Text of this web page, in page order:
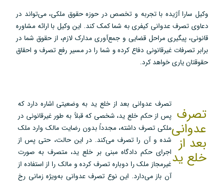
وکیل سارا آژیده با تجربه و تخصص در حوزه حقوق ملکی، می‌تواند در
دعاوی تصرف عدوانی کیفری به شما کمک کند. این وکیل با ارائه مشاوره
قانونی، پیگیری مراحل قضایی و جمع‌آوری مدارک لازم، از حقوق شما در
برابر تصرفات غیرقانونی دفاع کرده و شما را در مسیر رفع تصرف و احقاق
حقوقتان یاری خواهد کرد.
تصرف
عدوانی
بعد از
خلع ید
تصرف عدوانی بعد از خلع ید به وضعیتی اشاره دارد که
پس از حکم خلع ید، شخصی که قبلاً به طور غیرقانونی در
ملکی تصرف داشته، مجدداً بدون رضایت مالک وارد ملک
شده و آن را تصرف می‌کند. در این حالت، حتی پس از
اجرای حکم دادگاه مبنی بر خلع ید، متصرف به صورت
غیرمجاز ملک را دوباره تصرف کرده و مالک را از استفاده از
آن باز می‌دارد. این نوع تصرف عدوانی به‌ویژه زمانی رخ